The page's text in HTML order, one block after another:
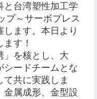
と台湾塑性加工学
プ～サーボプレス
ます。本日より
す！
」を核とし、大
シードチームとな
て共に実践しま
金属成形、金型設